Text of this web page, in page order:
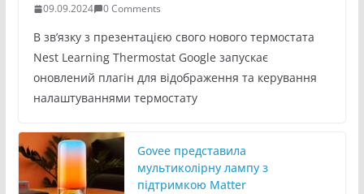
09.09.2024 0 Comments
В зв’язку з презентацією свого нового термостата
Nest Learning Thermostat Google запускає
оновлений плагін для відображення та керування
налаштуваннями термостату
Govee представила
мультиколірну лампу з
підтримкою Matter